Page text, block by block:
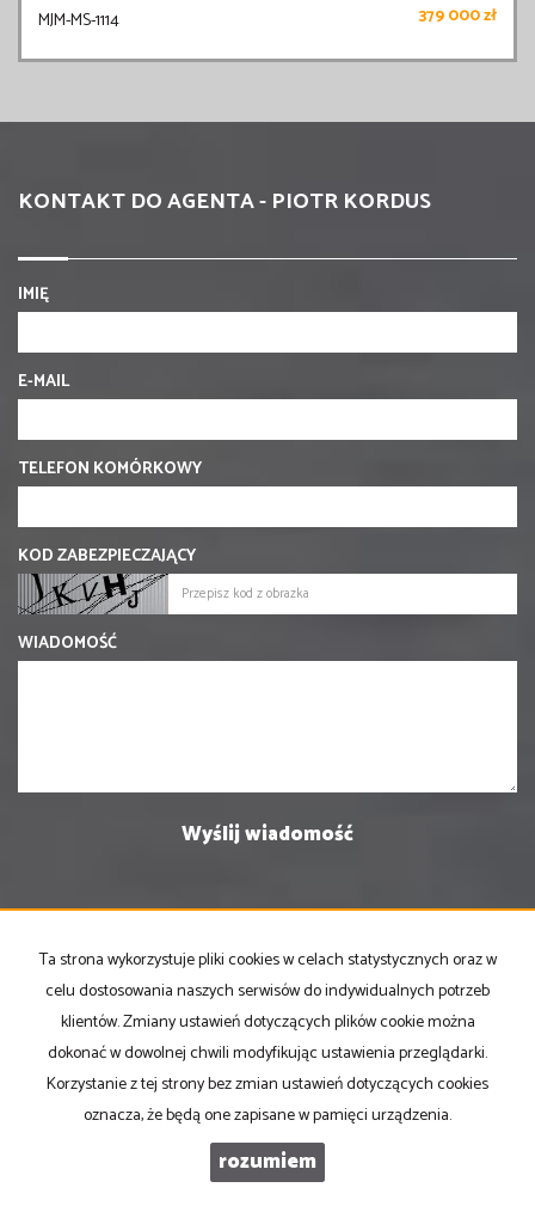
MJM-MS-1114 379 000 zł
KONTAKT DO AGENTA - PIOTR KORDUS
IMIĘ
E-MAIL
TELEFON KOMÓRKOWY
KOD ZABEZPIECZAJĄCY
WIADOMOŚĆ
PRONOVO Kordus
ul. Ku Słońcu 24F lokal 1
71-073 Szczecin
NIP: 8521103669
Otwarte: pon-pt w godz 10.00-17.00
Ta strona wykorzystuje pliki cookies w celach statystycznych oraz w
celu dostosowania naszych serwisów do indywidualnych potrzeb
klientów. Zmiany ustawień dotyczących plików cookie można
dokonać w dowolnej chwili modyfikując ustawienia przeglądarki.
Korzystanie z tej strony bez zmian ustawień dotyczących cookies
oznacza, że będą one zapisane w pamięci urządzenia.
rozumiem